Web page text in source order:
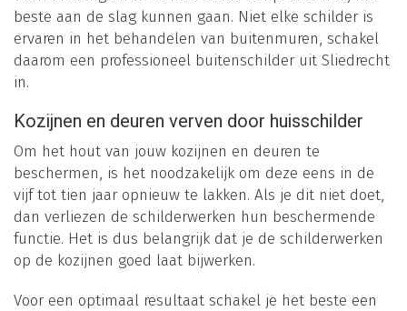
beste aan de slag kunnen gaan. Niet elke schilder is
ervaren in het behandelen van buitenmuren, schakel
daarom een professioneel buitenschilder uit Sliedrecht
in.
Kozijnen en deuren verven door huisschilder
Om het hout van jouw kozijnen en deuren te
beschermen, is het noodzakelijk om deze eens in de
vijf tot tien jaar opnieuw te lakken. Als je dit niet doet,
dan verliezen de schilderwerken hun beschermende
functie. Het is dus belangrijk dat je de schilderwerken
op de kozijnen goed laat bijwerken.
Voor een optimaal resultaat schakel je het beste een